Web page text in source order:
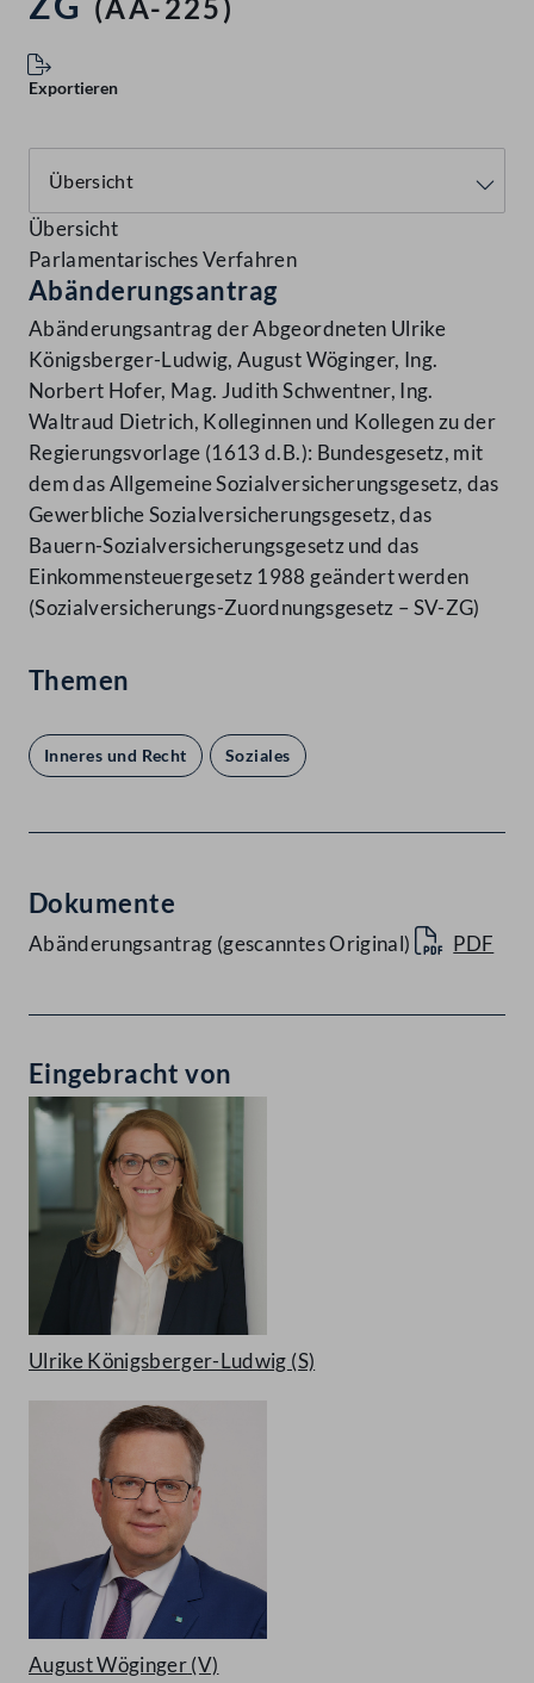
(AA-225)
Exportieren
Übersicht
Parlamentarisches Verfahren
Abänderungsantrag
Abänderungsantrag der Abgeordneten Ulrike
Königsberger-Ludwig, August Wöginger, Ing.
Norbert Hofer, Mag. Judith Schwentner, Ing.
Waltraud Dietrich, Kolleginnen und Kollegen zu der
Regierungsvorlage (1613 d.B.): Bundesgesetz, mit
dem das Allgemeine Sozialversicherungsgesetz, das
Gewerbliche Sozialversicherungsgesetz, das
Bauern-Sozialversicherungsgesetz und das
Einkommensteuergesetz 1988 geändert werden
(Sozialversicherungs-Zuordnungsgesetz – SV-ZG)
Themen
Inneres und Recht Soziales
Dokumente
Abänderungsantrag (gescanntes Original) PDF
Eingebracht von
Ulrike Königsberger-Ludwig (S)
August Wöginger(V)